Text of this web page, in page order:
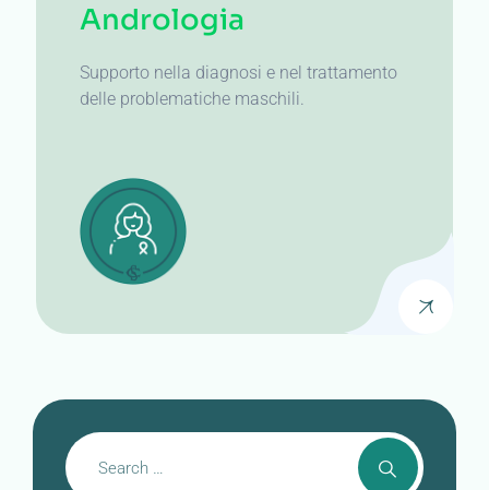
Andrologia
Supporto nella diagnosi e nel trattamento
delle problematiche maschili.